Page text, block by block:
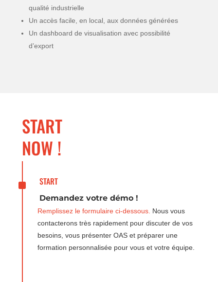
qualité industrielle
Un accès facile, en local, aux données générées
Un dashboard de visualisation avec possibilité
d’export
START
NOW !
^ START
Demandez votre démo !
Remplissez le formulaire ci-dessous. Nous vous
contacterons très rapidement pour discuter de vos
besoins, vous présenter OAS et préparer une
formation personnalisée pour vous et votre équipe.